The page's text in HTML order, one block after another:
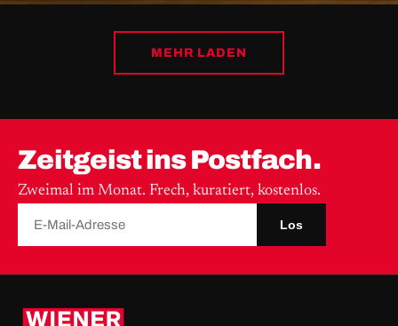
MEHR LADEN
Zeitgeist ins Postfach.
Zweimal im Monat. Frech, kuratiert, kostenlos.
Los